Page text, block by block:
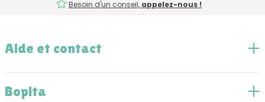
Besoin d'un conseil, appelez-nous !
Aide et contact
Bopita